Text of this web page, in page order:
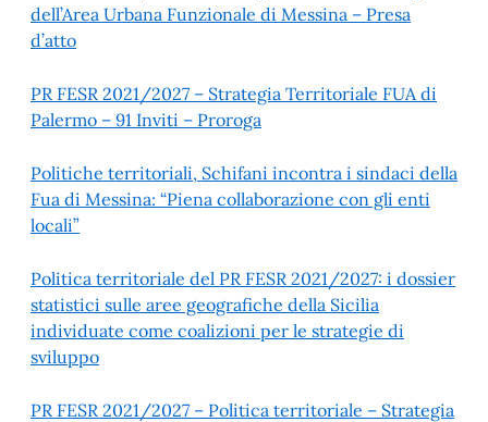
dell’Area Urbana Funzionale di Messina – Presa
d’atto
PR FESR 2021/2027 – Strategia Territoriale FUA di
Palermo – 91 Inviti – Proroga
Politiche territoriali, Schifani incontra i sindaci della
Fua di Messina: “Piena collaborazione con gli enti
locali”
Politica territoriale del PR FESR 2021/2027: i dossier
statistici sulle aree geografiche della Sicilia
individuate come coalizioni per le strategie di
sviluppo
PR FESR 2021/2027 – Politica territoriale – Strategia